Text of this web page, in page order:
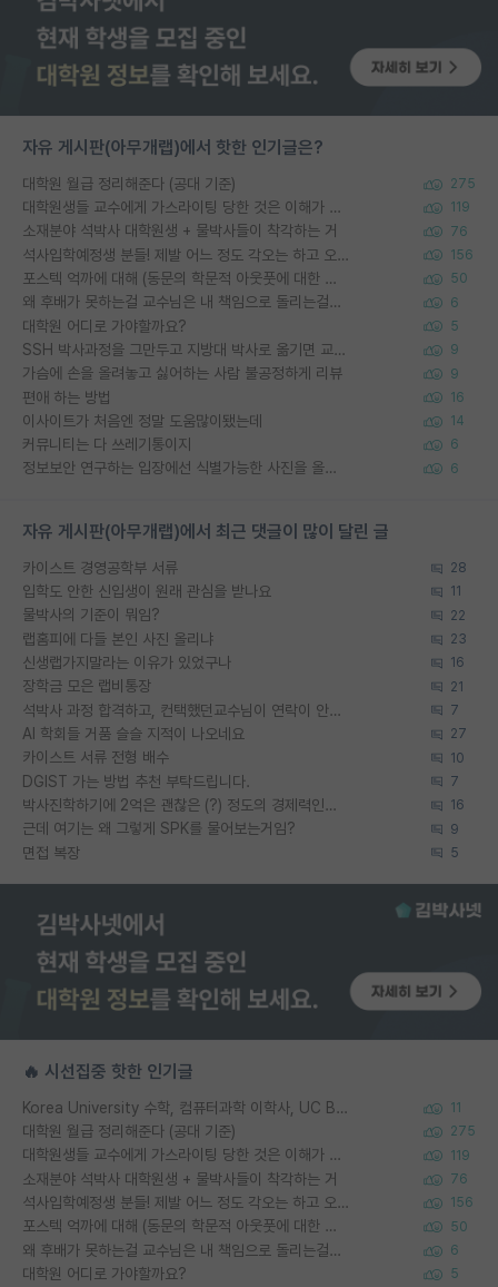
자유 게시판(아무개랩)에서 핫한 인기글은?
대학원 월급 정리해준다 (공대 기준) 275
대학원생들 교수에게 가스라이팅 당한 것은 이해가 갑니다. 안타깝네요. 119
소재분야 석박사 대학원생 + 물박사들이 착각하는 거 76
석사입학예정생 분들! 제발 어느 정도 각오는 하고 오세요. 156
포스텍 억까에 대해 (동문의 학문적 아웃풋에 대한 반박) 50
왜 후배가 못하는걸 교수님은 내 책임으로 돌리는걸까요? 6
대학원 어디로 가야할까요? 5
SSH 박사과정을 그만두고 지방대 박사로 옮기면 교수의 꿈은 끝일까요? 9
가슴에 손을 올려놓고 싫어하는 사람 불공정하게 리뷰 9
편애 하는 방법 16
이사이트가 처음엔 정말 도움많이됐는데 14
커뮤니티는 다 쓰레기통이지 6
정보보안 연구하는 입장에선 식별가능한 사진을 올리는건 비추이긴함 6
자유 게시판(아무개랩)에서 최근 댓글이 많이 달린 글
카이스트 경영공학부 서류 28
입학도 안한 신입생이 원래 관심을 받나요 11
물박사의 기준이 뭐임? 22
랩홈피에 다들 본인 사진 올리냐 23
신생랩가지말라는 이유가 있었구나 16
장학금 모은 랩비통장 21
석박사 과정 합격하고, 컨택했던교수님이 연락이 안됩니다... 7
AI 학회들 거품 슬슬 지적이 나오네요 27
카이스트 서류 전형 배수 10
DGIST 가는 방법 추천 부탁드립니다. 7
박사진학하기에 2억은 괜찮은 (?) 정도의 경제력인가요 16
근데 여기는 왜 그렇게 SPK를 물어보는거임? 9
면접 복장 5
🔥 시선집중 핫한 인기글
Korea University 수학, 컴퓨터과학 이학사, UC Berkeley 산업공학 대학원 공학박사가 되는 것은 쉽지 않겠죠? 11
대학원 월급 정리해준다 (공대 기준) 275
대학원생들 교수에게 가스라이팅 당한 것은 이해가 갑니다. 안타깝네요. 119
소재분야 석박사 대학원생 + 물박사들이 착각하는 거 76
석사입학예정생 분들! 제발 어느 정도 각오는 하고 오세요. 156
포스텍 억까에 대해 (동문의 학문적 아웃풋에 대한 반박) 50
왜 후배가 못하는걸 교수님은 내 책임으로 돌리는걸까요? 6
대학원 어디로 가야할까요? 5